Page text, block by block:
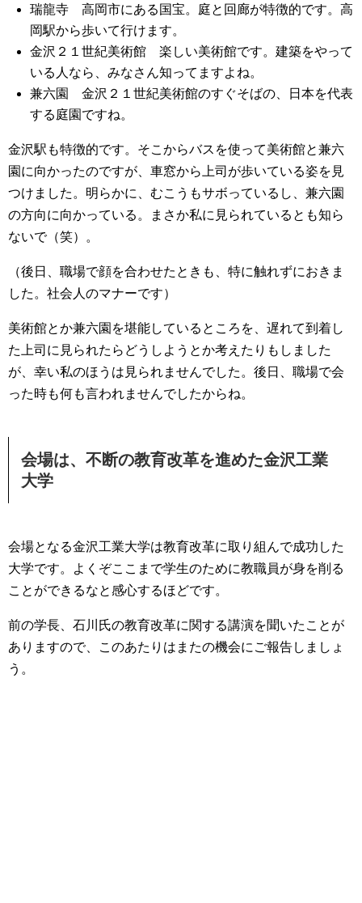
瑞龍寺 高岡市にある国宝。庭と回廊が特徴的です。高
岡駅から歩いて行けます。
金沢２１世紀美術館 楽しい美術館です。建築をやって
いる人なら、みなさん知ってますよね。
兼六園 金沢２１世紀美術館のすぐそばの、日本を代表
する庭園ですね。
金沢駅も特徴的です。そこからバスを使って美術館と兼六
園に向かったのですが、車窓から上司が歩いている姿を見
つけました。明らかに、むこうもサボっているし、兼六園
の方向に向かっている。まさか私に見られているとも知ら
ないで（笑）。
（後日、職場で顔を合わせたときも、特に触れずにおきま
した。社会人のマナーです）
美術館とか兼六園を堪能しているところを、遅れて到着し
た上司に見られたらどうしようとか考えたりもしました
が、幸い私のほうは見られませんでした。後日、職場で会
った時も何も言われませんでしたからね。
会場は、不断の教育改革を進めた金沢工業
大学
会場となる金沢工業大学は教育改革に取り組んで成功した
大学です。よくぞここまで学生のために教職員が身を削る
ことができるなと感心するほどです。
前の学長、石川氏の教育改革に関する講演を聞いたことが
ありますので、このあたりはまたの機会にご報告しましょ
う。